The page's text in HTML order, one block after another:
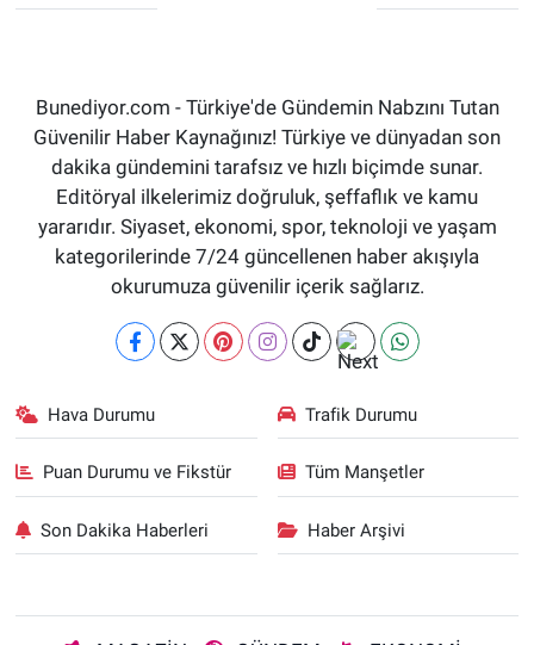
Bunediyor.com - Türkiye'de Gündemin Nabzını Tutan
Güvenilir Haber Kaynağınız! Türkiye ve dünyadan son
dakika gündemini tarafsız ve hızlı biçimde sunar.
Editöryal ilkelerimiz doğruluk, şeffaflık ve kamu
yararıdır. Siyaset, ekonomi, spor, teknoloji ve yaşam
kategorilerinde 7/24 güncellenen haber akışıyla
okurumuza güvenilir içerik sağlarız.
Hava Durumu Trafik Durumu
Puan Durumu ve Fikstür Tüm Manşetler
Son Dakika Haberleri Haber Arşivi